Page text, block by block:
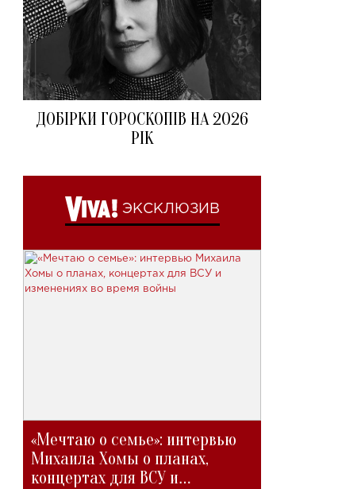
ДОБІРКИ ГОРОСКОПІВ НА 2026
РІК
ЭКСКЛЮЗИВ
«Мечтаю о семье»: интервью
Михаила Хомы о планах,
концертах для ВСУ и